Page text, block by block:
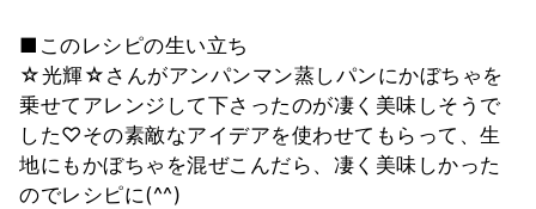
■このレシピの生い立ち
☆光輝☆さんがアンパンマン蒸しパンにかぼちゃを
乗せてアレンジして下さったのが凄く美味しそうで
した♡その素敵なアイデアを使わせてもらって、生
地にもかぼちゃを混ぜこんだら、凄く美味しかった
のでレシピに(^^)